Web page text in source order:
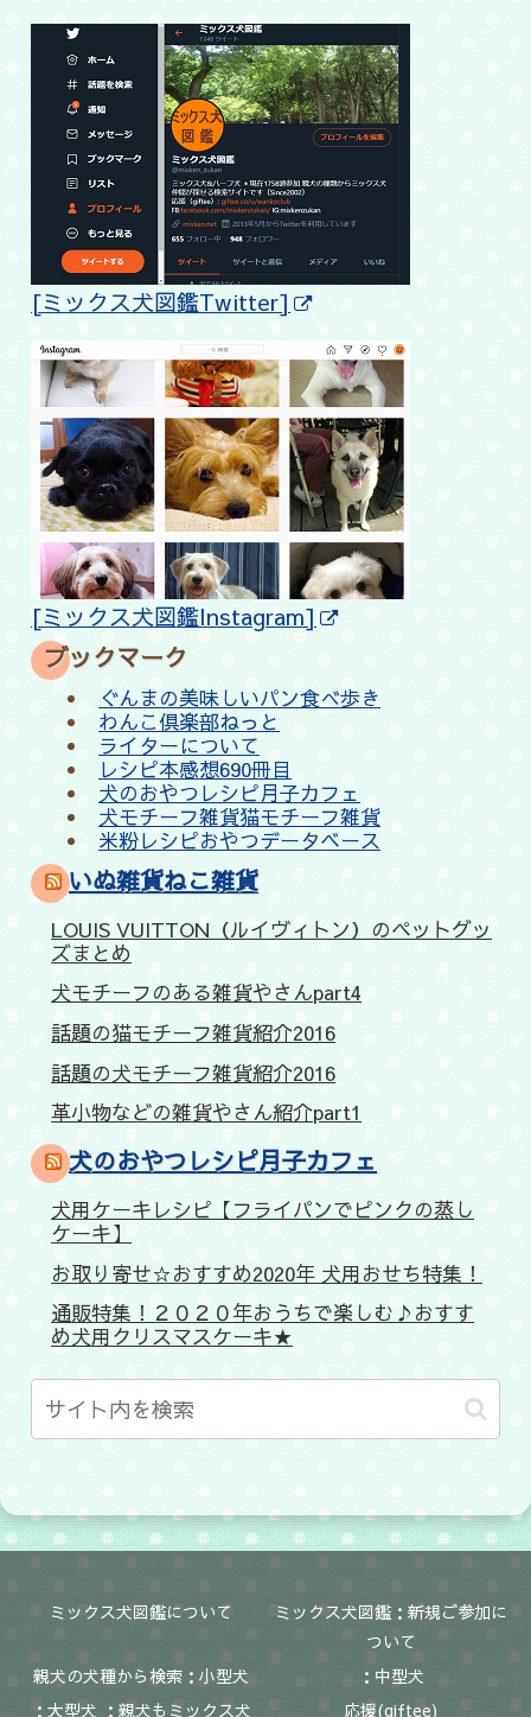
[ミックス犬図鑑Twitter]
[ミックス犬図鑑Instagram]
ブックマーク
ぐんまの美味しいパン食べ歩き
わんこ倶楽部ねっと
ライターについて
レシピ本感想690冊目
犬のおやつレシピ月子カフェ
犬モチーフ雑貨猫モチーフ雑貨
米粉レシピおやつデータベース
いぬ雑貨ねこ雑貨
LOUIS VUITTON（ルイヴィトン）のペットグッ
ズまとめ
犬モチーフのある雑貨やさんpart4
話題の猫モチーフ雑貨紹介2016
話題の犬モチーフ雑貨紹介2016
革小物などの雑貨やさん紹介part1
犬のおやつレシピ月子カフェ
犬用ケーキレシピ【フライパンでピンクの蒸し
ケーキ】
お取り寄せ☆おすすめ2020年 犬用おせち特集！
通販特集！２０２０年おうちで楽しむ♪おすす
め犬用クリスマスケーキ★
ミックス犬図鑑について
ミックス犬図鑑：新規ご参加に
ついて
親犬の犬種から検索：小型犬
：中型犬
：大型犬 ：親犬もミックス犬
応援(giftee)